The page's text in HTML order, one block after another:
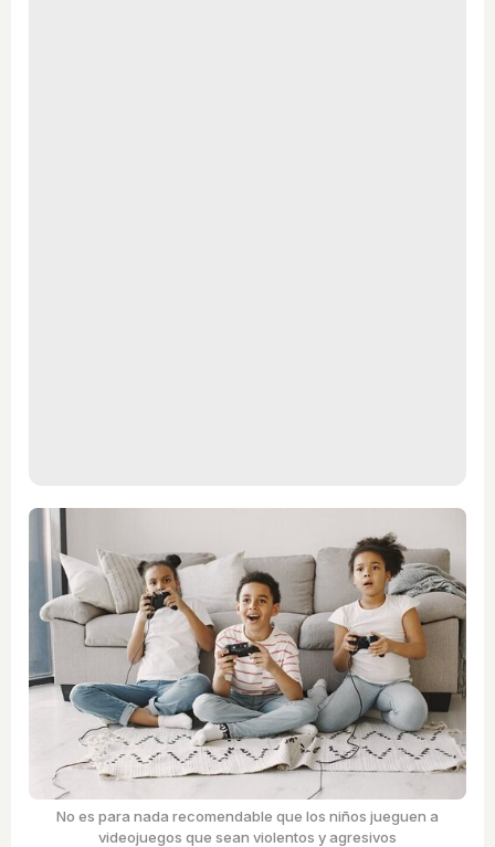
No es para nada recomendable que los niños jueguen a
videojuegos que sean violentos y agresivos